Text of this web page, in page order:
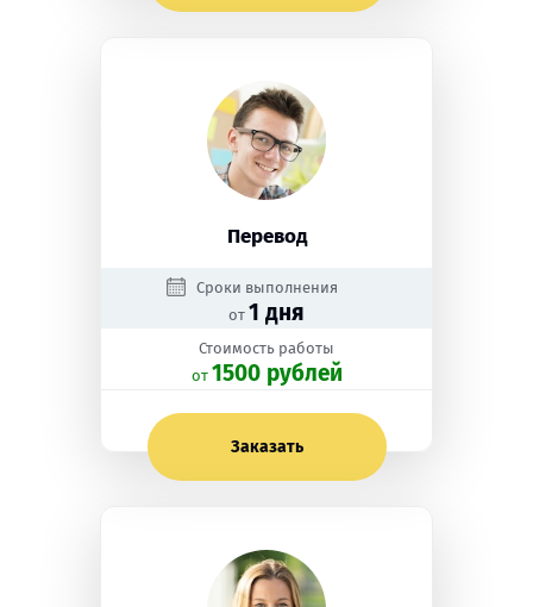
Перевод
Сроки выполнения
от 1 дня
Стоимость работы
oт 1500 рублей
Заказать